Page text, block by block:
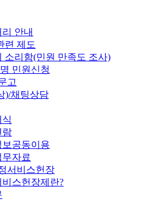
안내
련 제도
소리함(민원 만족도 조사)
민원신청
고
)/채팅상담
람
보공동이용
자료
서비스헌장
비스헌장제란?